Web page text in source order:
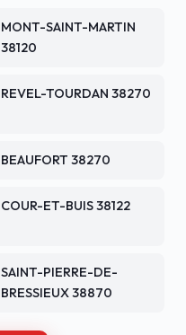
MONT-SAINT-MARTIN
38120
REVEL-TOURDAN 38270
BEAUFORT 38270
COUR-ET-BUIS 38122
SAINT-PIERRE-DE-
BRESSIEUX 38870